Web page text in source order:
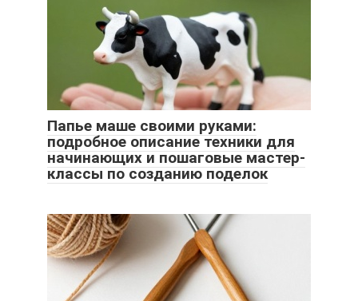
Папье маше своими руками:
подробное описание техники для
начинающих и пошаговые мастер-
классы по созданию поделок